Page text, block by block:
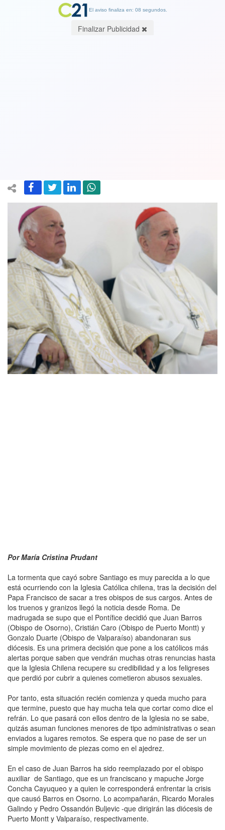
Por María Cristina Prudant
La tormenta que cayó sobre Santiago es muy parecida a lo que
está ocurriendo con la Iglesia Católica chilena, tras la decisión del
Papa Francisco de sacar a tres obispos de sus cargos. Antes de
los truenos y granizos llegó la noticia desde Roma. De
madrugada se supo que el Pontífice decidió que Juan Barros
(Obispo de Osorno), Cristián Caro (Obispo de Puerto Montt) y
Gonzalo Duarte (Obispo de Valparaíso) abandonaran sus
diócesis. Es una primera decisión que pone a los católicos más
alertas porque saben que vendrán muchas otras renuncias hasta
que la Iglesia Chilena recupere su credibilidad y a los feligreses
que perdió por cubrir a quienes cometieron abusos sexuales.
Por tanto, esta situación recién comienza y queda mucho para
que termine, puesto que hay mucha tela que cortar como dice el
refrán. Lo que pasará con ellos dentro de la Iglesia no se sabe,
quizás asuman funciones menores de tipo administrativas o sean
enviados a lugares remotos. Se espera que no pase de ser un
simple movimiento de piezas como en el ajedrez.
En el caso de Juan Barros ha sido reemplazado por el obispo
auxiliar de Santiago, que es un franciscano y mapuche Jorge
Concha Cayuqueo y a quien le corresponderá enfrentar la crisis
que causó Barros en Osorno. Lo acompañarán, Ricardo Morales
Galindo y Pedro Ossandón Buljevic -que dirigirán las diócesis de
Puerto Montt y Valparaíso, respectivamente.
El aviso finaliza en: 08 segundos.
Finalizar Publicidad